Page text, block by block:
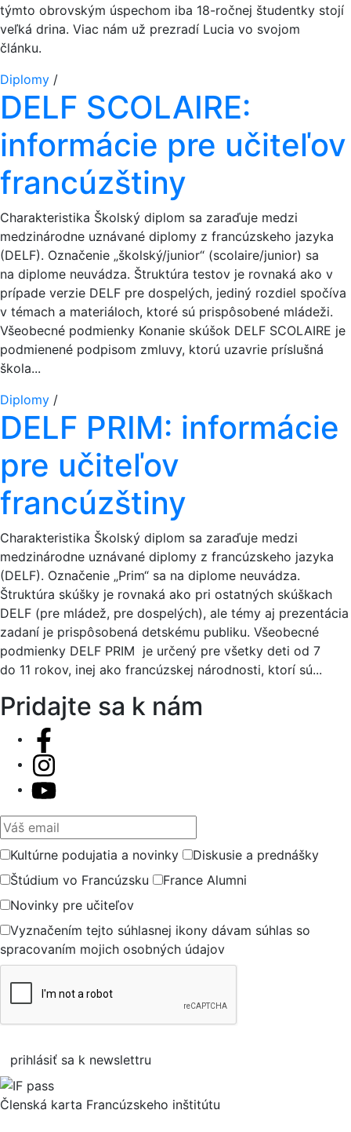
týmto obrovským úspechom iba 18-ročnej študentky stojí
veľká drina. Viac nám už prezradí Lucia vo svojom
článku.
Diplomy /
DELF SCOLAIRE:
informácie pre učiteľov
francúzštiny
Charakteristika Školský diplom sa zaraďuje medzi
medzinárodne uznávané diplomy z francúzskeho jazyka
(DELF). Označenie „školský/junior“ (scolaire/junior) sa
na diplome neuvádza. Štruktúra testov je rovnaká ako v
prípade verzie DELF pre dospelých, jediný rozdiel spočíva
v témach a materiáloch, ktoré sú prispôsobené mládeži.
Všeobecné podmienky Konanie skúšok DELF SCOLAIRE je
podmienené podpisom zmluvy, ktorú uzavrie príslušná
škola...
Diplomy /
DELF PRIM: informácie
pre učiteľov
francúzštiny
Charakteristika Školský diplom sa zaraďuje medzi
medzinárodne uznávané diplomy z francúzskeho jazyka
(DELF). Označenie „Prim“ sa na diplome neuvádza.
Štruktúra skúšky je rovnaká ako pri ostatných skúškach
DELF (pre mládež, pre dospelých), ale témy aj prezentácia
zadaní je prispôsobená detskému publiku. Všeobecné
podmienky DELF PRIM je určený pre všetky deti od 7
do 11 rokov, inej ako francúzskej národnosti, ktorí sú...
Pridajte sa k nám
Váš email
Kultúrne podujatia a novinky
Diskusie a prednášky
Štúdium vo Francúzsku
France Alumni
Novinky pre učiteľov
Vyznačením tejto súhlasnej ikony dávam súhlas so
spracovaním mojich osobných údajov
prihlásiť sa k newslettru
Členská karta Francúzskeho inštitútu